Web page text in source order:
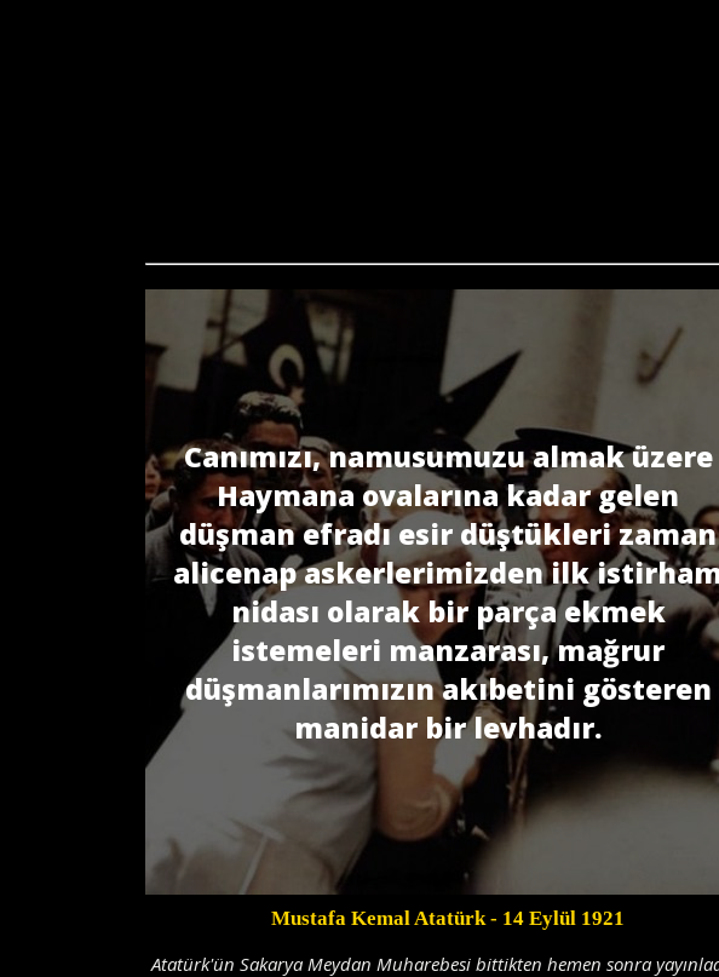
Canımızı, namusumuzu almak üzere
Haymana ovalarına kadar gelen
düşman efradı esir düştükleri zaman
alicenap askerlerimizden ilk
nidası olarak bir par­ça ekmek
istemeleri manzarası, mağrur
düşmanlarımızın akıbetini gösteren
manidar bir levhadır.
Mustafa Kemal Atatürk - 14 Eylül 1921
Atatürk'ün Sakarya Meydan Muharebesi bittikten hemen sonra